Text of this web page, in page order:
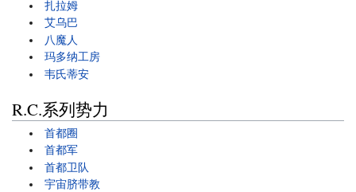
扎拉姆
艾乌巴
八魔人
玛多纳工房
韦氏蒂安
R.C.系列势力
首都圈
首都军
首都卫队
宇宙脐带教